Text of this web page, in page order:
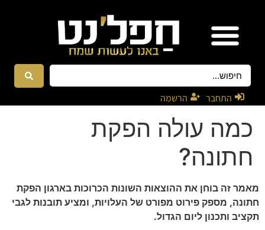
התחבר הרשמה
כמה עולה הפקת
חתונה?
מאמר זה בוחן את ההוצאות השונות הכרוכות בארגון הפקת
חתונה, מספק פירוט מפורט של העלויות, ומציע תובנות לגבי
תקציב ותכנון ליום הגדול.